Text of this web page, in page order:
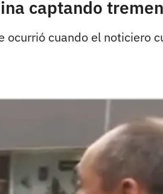
captando
cuando el noticiero